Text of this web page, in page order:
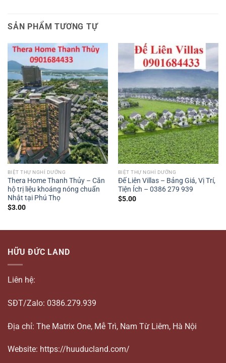
SẢN PHẨM TƯƠNG TỰ
BIỆT THỰ NGHỈ DƯỠNG
Thera Home Thanh Thủy – Căn
hộ trị liệu khoáng nóng chuẩn
Nhật tại Phú Thọ
$3.00
BIỆT THỰ NGHỈ DƯỠNG
Đế Liên Villas – Bảng Giá, Vị Trí,
Tiện Ích – 0386 279 939
$5.00
HỮU ĐỨC LAND
Liên hệ:
SĐT/Zalo: 0386.279.939
Địa chỉ: The Matrix One, Mễ Trì, Nam Từ Liêm, Hà Nội
Website: https://huuducland.com/